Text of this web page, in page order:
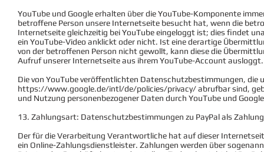
YouTube und Google erhalten über die YouTube-Komponente
betroffene Person unsere Internetseite besucht hat, wenn die
Internetseite gleichzeitig bei YouTube eingeloggt ist; dies findet
ein YouTube-Video anklickt oder nicht. Ist eine derartige
von der betroffenen Person nicht gewollt, kann diese die
Aufruf unserer Internetseite aus ihrem YouTube-Account ausloggt.
Die von YouTube veröffentlichten Datenschutzbestimmungen, die
https://www.google.de/intl/de/policies/privacy/abrufbar sind,
und Nutzung personenbezogener Daten durch YouTube und
13. Zahlungsart: Datenschutzbestimmungen zu PayPal als
Der für die Verarbeitung Verantwortliche hat auf dieser
ein Online-Zahlungsdienstleister. Zahlungen werden über